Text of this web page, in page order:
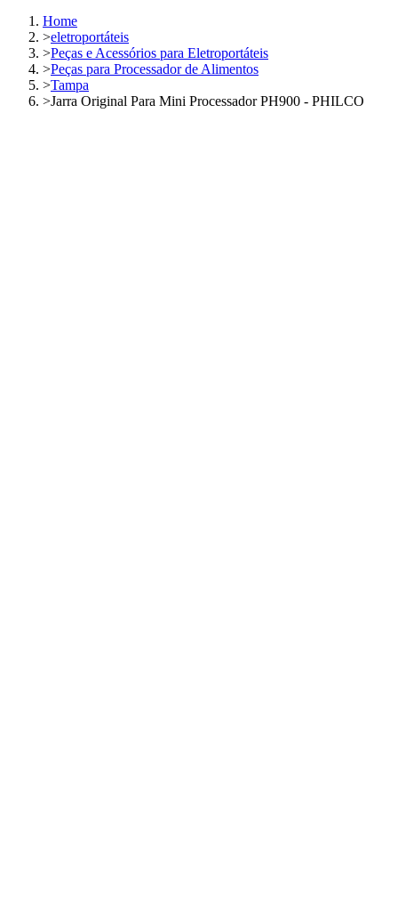
Home
>eletroportáteis
>Peças e Acessórios para Eletroportáteis
>Peças para Processador de Alimentos
>Tampa
>Jarra Original Para Mini Processador PH900 - PHILCO